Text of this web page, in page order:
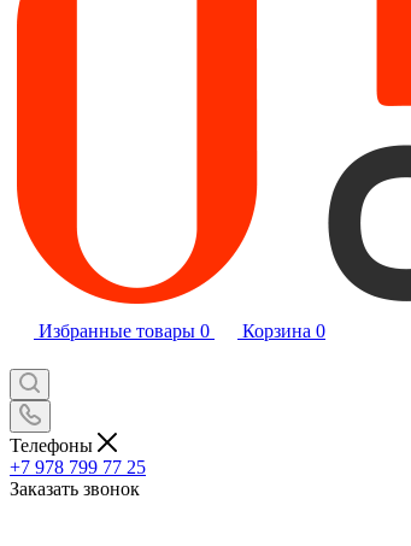
Избранные товары 0 Корзина 0
Телефоны
+7 978 799 77 25
Заказать звонок